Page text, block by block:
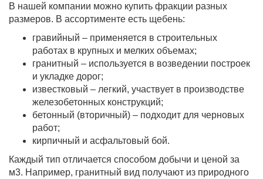
В нашей компании можно купить фракции разных
размеров. В ассортименте есть щебень:
гравийный – применяется в строительных
работах в крупных и мелких объемах;
гранитный – используется в возведении построек
и укладке дорог;
известковый – легкий, участвует в производстве
железобетонных конструкций;
бетонный (вторичный) – подходит для черновых
работ;
кирпичный и асфальтовый бой.
Каждый тип отличается способом добычи и ценой за
м3. Например, гранитный вид получают из природного